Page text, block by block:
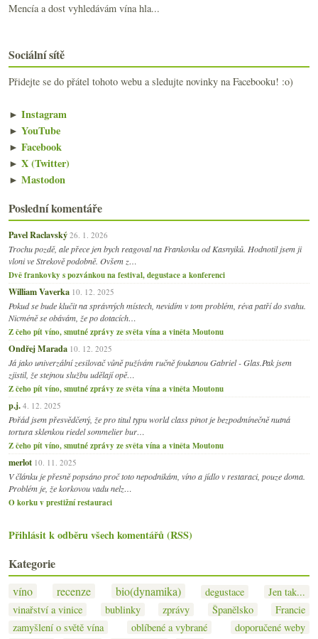
Mencía a dost vyhledávám vína hla...
Sociální sítě
Přidejte se do přátel tohoto webu a sledujte novinky na Facebooku! :o)
► Instagram
► YouTube
► Facebook
► X (Twitter)
► Mastodon
Poslední komentáře
Pavel Raclavský 26. 1. 2026
Trochu pozdě, ale přece jen bych reagoval na Frankovku od Kasnyiků. Hodnotil jsem ji
vloni ve Strekově podobně. Ovšem z…
Dvě frankovky s pozvánkou na festival, degustace a konferenci
William Vaverka 10. 12. 2025
Pokud se bude klučit na správných místech, nevidím v tom problém, réva patří do svahu.
Nicméně se obávám, že po dotacích…
Z čeho pít víno, smutné zprávy ze světa vína a viněta Moutonu
Ondřej Marada 10. 12. 2025
Já jako univerzální zesilovač vůně pužívám ručně foukanou Gabriel - Glas.Pak jsem
zjistil, že stejnou službu udělají opě…
Z čeho pít víno, smutné zprávy ze světa vína a viněta Moutonu
p.j. 4. 12. 2025
Pořád jsem přesvědčený, že pro titul typu world class pinot je bezpodmínečně nutná
tortura sklenkou riedel sommelier bur…
Z čeho pít víno, smutné zprávy ze světa vína a viněta Moutonu
merlot 10. 11. 2025
V článku je přesně popsáno proč toto nepodnikám, víno a jídlo v restaraci, pouze doma.
Problém je, že korkovou vadu nelz…
O korku v prestižní restauraci
Přihlásit k odběru všech komentářů (RSS)
Kategorie
víno recenze bio(dynamika) degustace
Jen tak...
vinařství a vinice
bublinky zprávy Španělsko
Francie
zamyšlení o světě vína
oblíbené a vybrané
doporučené weby